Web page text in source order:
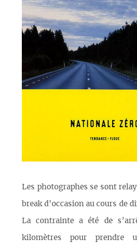
Les photographes se sont
break d’occasion au cours de
La contrainte a été de
kilomètres pour prendre